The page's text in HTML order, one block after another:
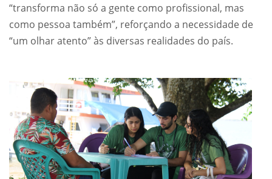
“transforma não só a gente como profissional, mas
como pessoa também”, reforçando a necessidade de
“um olhar atento” às diversas realidades do país.